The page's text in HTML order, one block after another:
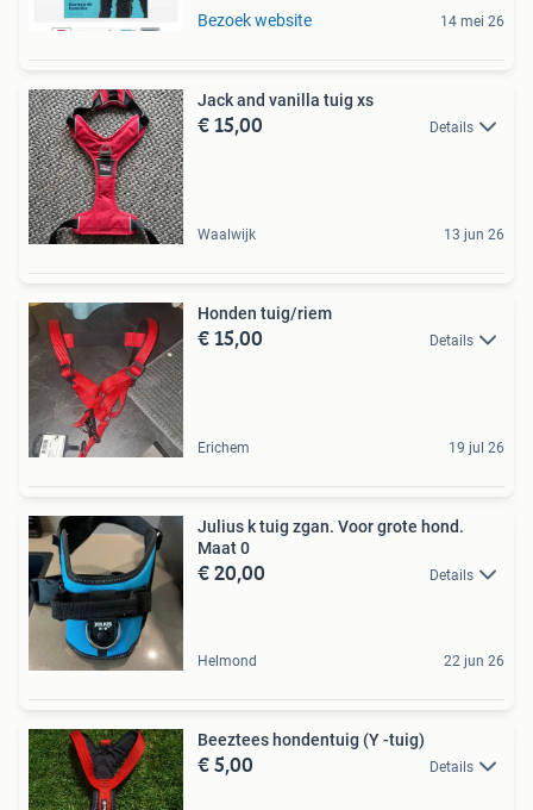
Bezoek website 14 mei 26
Jack and vanilla tuig xs
€ 15,00 Details
Waalwijk 13 jun 26
Honden tuig/riem
€ 15,00 Details
Erichem 19 jul 26
Julius k tuig zgan. Voor grote hond.
Maat 0
€ 20,00 Details
Helmond 22 jun 26
Beeztees hondentuig (Y -tuig)
€ 5,00 Details